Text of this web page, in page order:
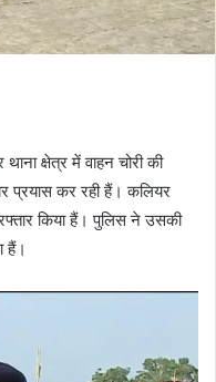
क्षेत्र में वाहन चोरी की
कर रही हैं। कलियर
किया हैं। पुलिस ने उसकी
हैं।